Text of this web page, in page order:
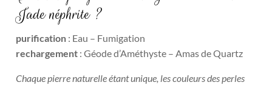
Jade néphrite ?
purification : Eau – Fumigation
rechargement : Géode d’Améthyste – Amas de Quartz
Chaque pierre naturelle étant unique, les couleurs des perles